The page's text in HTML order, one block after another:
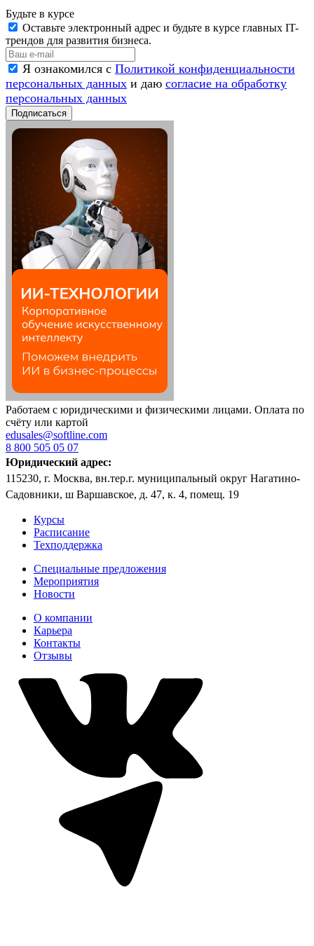
Будьте в курсе
Оставьте электронный адрес и будьте в курсе главных IT-
трендов для развития бизнеса.
Я ознакомился с Политикой конфиденциальности
персональных данных и даю согласие на обработку
персональных данных
Работаем с юридическими и физическими лицами. Оплата по
счёту или картой
edusales@softline.com
8 800 505 05 07
Юридический адрес:
115230, г. Москва, вн.тер.г. муниципальный округ Нагатино-
Садовники, ш Варшавское, д. 47, к. 4, помещ. 19
Курсы
Расписание
Техподдержка
Специальные предложения
Мероприятия
Новости
О компании
Карьера
Контакты
Отзывы